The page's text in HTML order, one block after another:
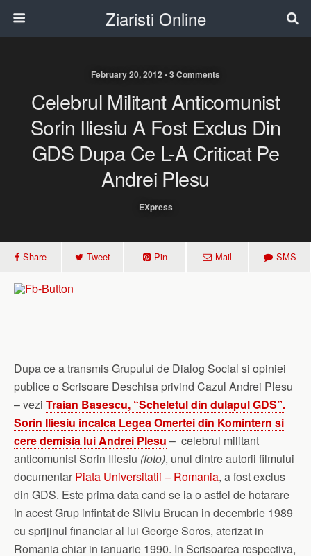
Ziaristi Online
February 20, 2012 • 3 Comments
Celebrul Militant Anticomunist
Sorin Iliesiu A Fost Exclus Din
GDS Dupa Ce L-A Criticat Pe
Andrei Plesu
EXpress
Share Tweet Pin Mail SMS
Dupa ce a transmis Grupului de Dialog Social si opiniei
publice o Scrisoare Deschisa privind Cazul Andrei Plesu
– vezi Traian Basescu, “Scheletul din dulapul GDS”.
Sorin Iliesiu incalca Legea Omertei din Komintern si
cere demisia lui Andrei Plesu – celebrul militant
anticomunist Sorin Iliesiu (foto), unul dintre autorii filmului
documentar Piata Universitatii – Romania, a fost exclus
din GDS. Este prima data cand se ia o astfel de hotarare
in acest Grup infintat de Silviu Brucan in decembrie 1989
cu sprijinul financiar al lui George Soros, aterizat in
Romania chiar in ianuarie 1990. In Scrisoarea respectiva,